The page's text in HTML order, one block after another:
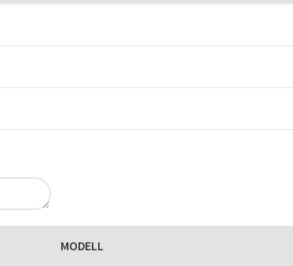
MODELL